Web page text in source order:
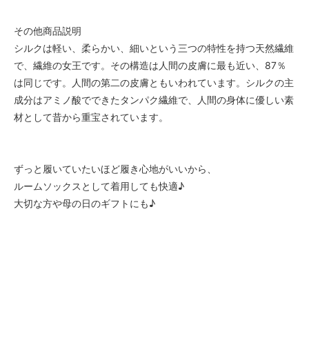
その他商品説明
シルクは軽い、柔らかい、細いという三つの特性を持つ天然繊維
で、繊維の女王です。その構造は人間の皮膚に最も近い、87％
は同じです。人間の第二の皮膚ともいわれています。シルクの主
成分はアミノ酸でできたタンパク繊維で、人間の身体に優しい素
材として昔から重宝されています。
ずっと履いていたいほど履き心地がいいから、
ルームソックスとして着用しても快適♪
大切な方や母の日のギフトにも♪